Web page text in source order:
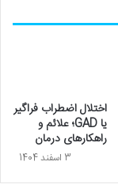
اختلال اضطراب فراگیر
یا GAD؛ علائم و
راهکارهای درمان
3 اسفند 1404